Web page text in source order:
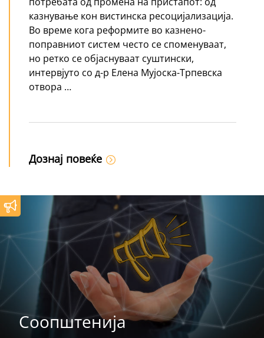
казнување кон вистинска ресоцијализација.
Во време кога реформите во казнено-
поправниот систем често се споменуваат,
но ретко се објаснуваат суштински,
интервјуто со д-р Елена Мујоска-Трпевска
отвора …
Дознај повеќе
Соопштенија